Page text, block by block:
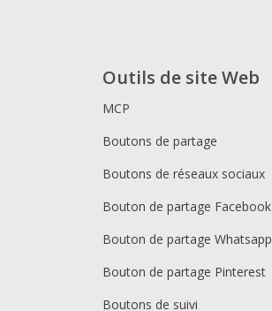
Outils de site Web
MCP
Boutons de partage
Boutons de réseaux sociaux
Bouton de partage Facebook
Bouton de partage Whatsapp
Bouton de partage Pinterest
Boutons de suivi